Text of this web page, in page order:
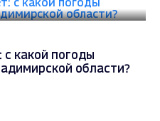
какой погоды
области?